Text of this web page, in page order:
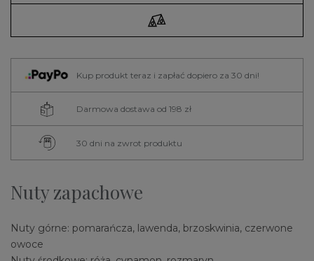
Kup produkt teraz i zapłać dopiero za 30 dni!
Darmowa dostawa od 198 zł
30 dni na zwrot produktu
Nuty zapachowe
Nuty górne: pomarańcza, lawenda, brzoskwinia, czerwone
owoce